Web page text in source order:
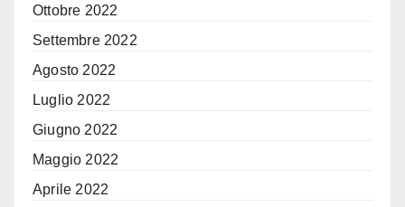
Ottobre 2022
Settembre 2022
Agosto 2022
Luglio 2022
Giugno 2022
Maggio 2022
Aprile 2022